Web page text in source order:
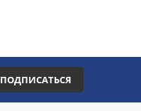
ПОДПИСАТЬСЯ